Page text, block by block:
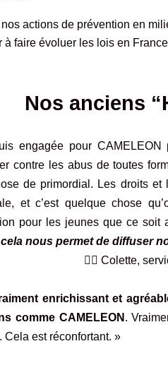
actions de prévention en
à faire évoluer les lois en
Nos anciens
engagée pour CAMELEON
contre les abus de toutes
de primordial. Les droits
et c’est quelque chose
pour les jeunes que ce
nous permet de diffuser
🏃‍♀️ Colette,
enrichissant et
comme CAMELEON .
Cela est réconfortant. »